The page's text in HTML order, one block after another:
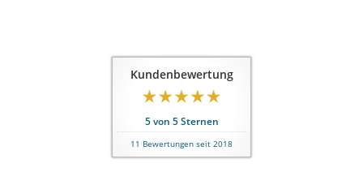
Kundenbewertung
5von 5Sternen
11 Bewertungen seit 2018